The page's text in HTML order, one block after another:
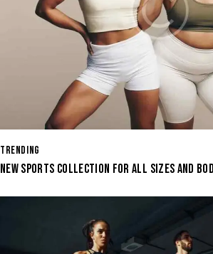
TRENDING
NEW SPORTS COLLECTION FOR ALL SIZES AND